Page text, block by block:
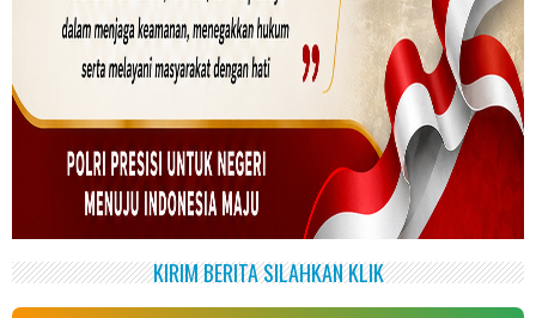
KIRIM BERITA SILAHKAN KLIK